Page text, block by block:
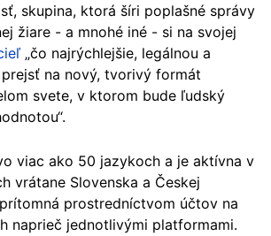
skupina, ktorá šíri poplašné správy
žiare - a mnohé iné - si na svojej
„čo najrýchlejšie, legálnou a
na nový, tvorivý formát
svete, v ktorom bude ľudský
viac ako 50 jazykoch a je aktívna v
vrátane Slovenska a Českej
prostredníctvom účtov na
naprieč jednotlivými platformami.